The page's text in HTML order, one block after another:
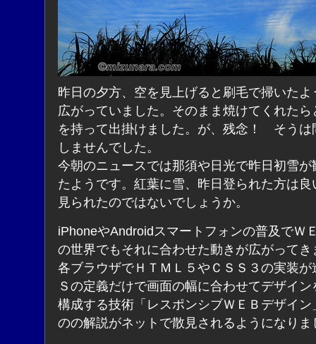
昨日の夕方、空を見上げると刷毛で掃いたよ
広がっていました。そのまま焼けてくれたら
を持って出掛けました。が、残念！ そうは
しませんでした。
今朝のニュースでは那須や日光で昨日初雪が
たようです。紅葉に雪、昨日登られた方は良
見られたのではないでしょうか。
iPhoneやAndroidスマートフォンの普及でＷ
の世界でもそれに合わせた動きが広がってき
各ブラウザでＨＴＭＬ５やＣＳＳ３の実装が
Ｓの定義だけで画面の幅に合わせてデザイン
構成する技術「レスポンシブＷＥＢデザイン
のの解説がネットで散見されるようになりま